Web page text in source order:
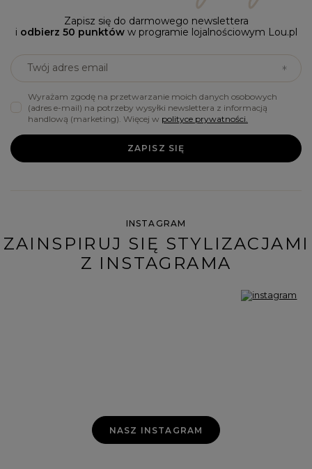
Zapisz się do darmowego newslettera
i odbierz 50 punktóww programie lojalnościowym Lou.pl
Twój adres email
Wyrażam zgodę na przetwarzanie moich danych osobowych
(adres e-mail) na potrzeby wysyłki newslettera z informacją
handlową (marketing). Więcej w polityce prywatności.
ZAPISZ SIĘ
INSTAGRAM
ZAINSPIRUJ SIĘ STYLIZACJAMI
Z INSTAGRAMA
NASZ INSTAGRAM